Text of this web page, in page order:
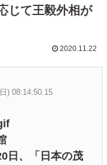
じて王毅外相が
2020.11.22
) 08:14:50.15
日、「日本の茂